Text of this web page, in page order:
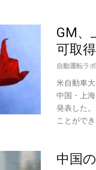
GM、
可取
自動運転ラ
米自動車
中国・上
発表した
ことができ
中国